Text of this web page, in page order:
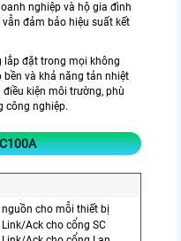
nghiệp và hộ gia đình
đảm bảo hiệu suất kết
lắp đặt trong mọi không
và khả năng tản nhiệt
kiện môi trường, phù
công nghiệp.
nguồn cho mỗi thiết bị
Ack cho cổng SC